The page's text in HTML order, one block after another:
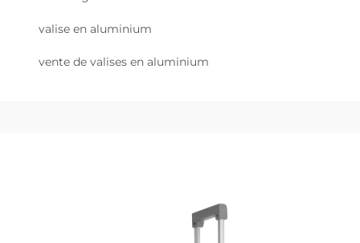
valise en aluminium
vente de valises en aluminium